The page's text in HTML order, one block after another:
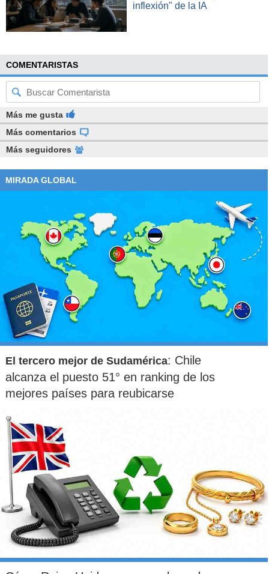
inflexión" de la IA
COMENTARISTAS
Más me gusta
Más comentarios
Más seguidores
MIRADA GLOBAL
El tercero mejor de Sudamérica: Chile
alcanza el puesto 51° en ranking de los
mejores países para reubicarse